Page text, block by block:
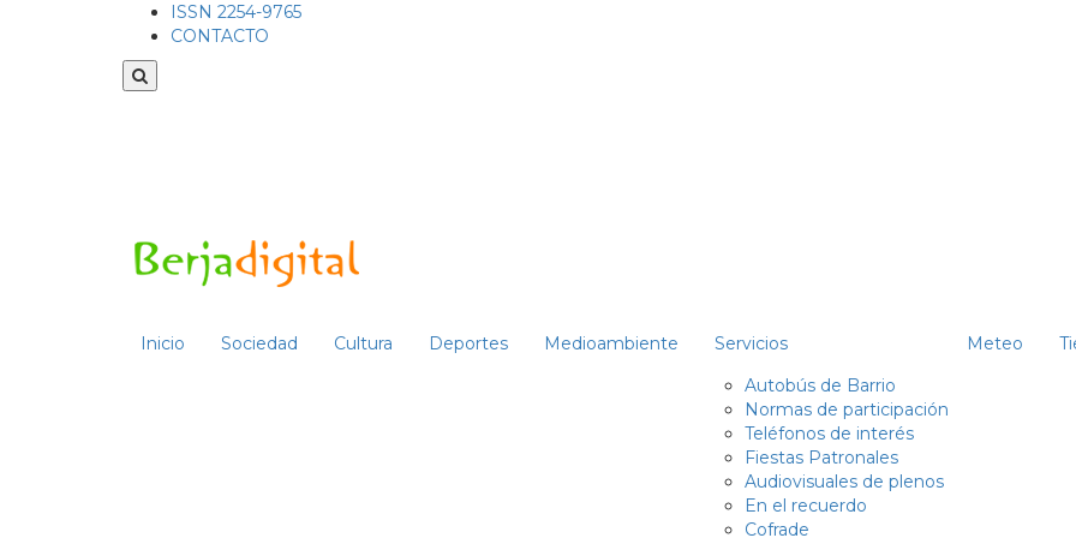
ISSN 2254-9765
CONTACTO
Inicio Sociedad Cultura Deportes Medioambiente
Servicios
Autobús de Barrio
Normas de participación
Teléfonos de interés
Fiestas Patronales
Audiovisuales de plenos
En el recuerdo
Cofrade
Meteo